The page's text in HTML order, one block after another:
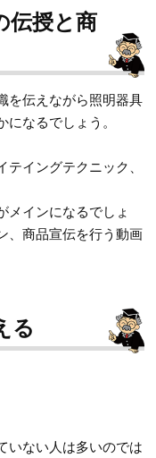
伝授と商
を伝えながら照明器具
なるでしょう。
イングテクニック、
メインになるでしょ
、商品宣伝を行う動画
る
いない人は多いのでは